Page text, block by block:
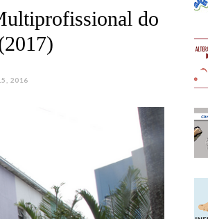
do
2016